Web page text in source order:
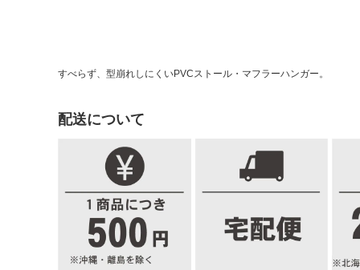
すべらず、型崩れしにくいPVCストール・マフラーハンガー。
配送について